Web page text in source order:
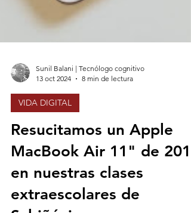
Sunil Balani | Tecnólogo cognitivo
13 oct 2024
8 min de lectura
VIDA DIGITAL
Resucitamos un Apple